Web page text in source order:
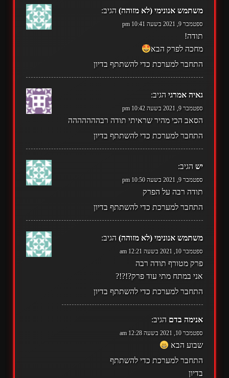
משתמש אנונימי (לא מזוהה) הגיב:
ספטמבר 9, 2021 בשעה 10:41 pm
תודה!
מחכה לפרק הבא
התחבר למערכת כדי להשתתף בדיון
גאיה אמרגי הגיב:
ספטמבר 9, 2021 בשעה 10:42 pm
הסאב הכי מהיר שראיתי תודה רבההההההה
התחבר למערכת כדי להשתתף בדיון
יש הגיב:
ספטמבר 9, 2021 בשעה 10:50 pm
תודה רבה על הפרק
התחבר למערכת כדי להשתתף בדיון
משתמש אנונימי (לא מזוהה) הגיב:
ספטמבר 10, 2021 בשעה 12:21 am
פרק מטורף תודה רבה
אני במתח מתי עוד פרק?!?!?
התחבר למערכת כדי להשתתף בדיון
אנימה בדם הגיב:
ספטמבר 10, 2021 בשעה 12:28 am
שבוע הבא
התחבר למערכת כדי להשתתף
בדיון